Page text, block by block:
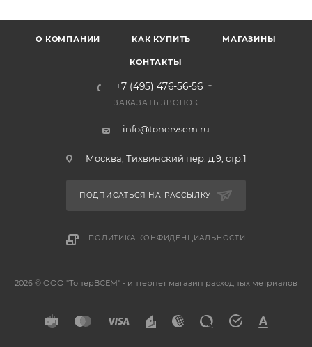
О КОМПАНИИ КАК КУПИТЬ МАГАЗИНЫ
КОНТАКТЫ
+7 (495) 476-56-56
ЗАКАЗАТЬ ЗВОНОК
info@tonervsem.ru
Москва, Тихвинский пер. д.9, стр.1
ПОДПИСАТЬСЯ НА РАССЫЛКУ
ПОЛИТИКА КОНФИДЕНЦИАЛЬНОСТИ
2026 © ООО "ТонерВСЕМ" - интернет магазин расходных метриалов